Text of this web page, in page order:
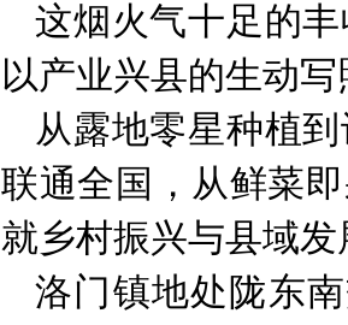
这烟火气十足的
以产业兴县的生动写
从露地零星种植
联通全国，从鲜菜
就乡村振兴与县域
洛门镇地处陇东